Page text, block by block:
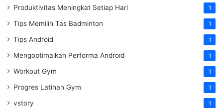
Produktivitas Meningkat Setiap Hari 1
Tips Memilih Tas Badminton 1
Tips Android 1
Mengoptimalkan Performa Android 1
Workout Gym 1
Progres Latihan Gym 1
vstory 1